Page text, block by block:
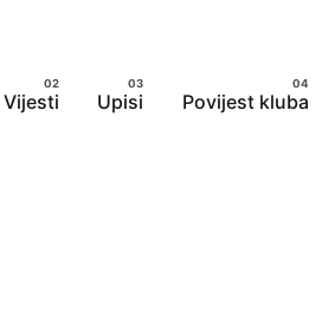
Vijesti Upisi Povijest kluba